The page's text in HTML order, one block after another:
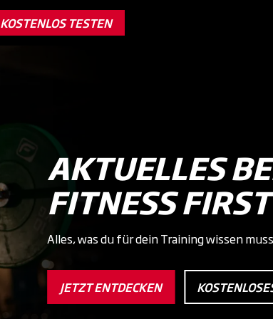
KOSTENLOS TESTEN
AKTUELLES
FITNESS FIRST
Alles, was du für dein Training wissen
JETZT ENTDECKEN